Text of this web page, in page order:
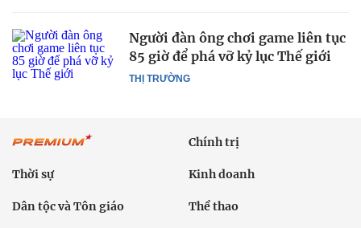
THỊ TRƯỜNG
Người đàn ông chơi game liên tục
85 giờ để phá vỡ kỷ lục Thế giới
Chính trị
Thời sự Kinh doanh
Dân tộc và Tôn giáo Thể thao